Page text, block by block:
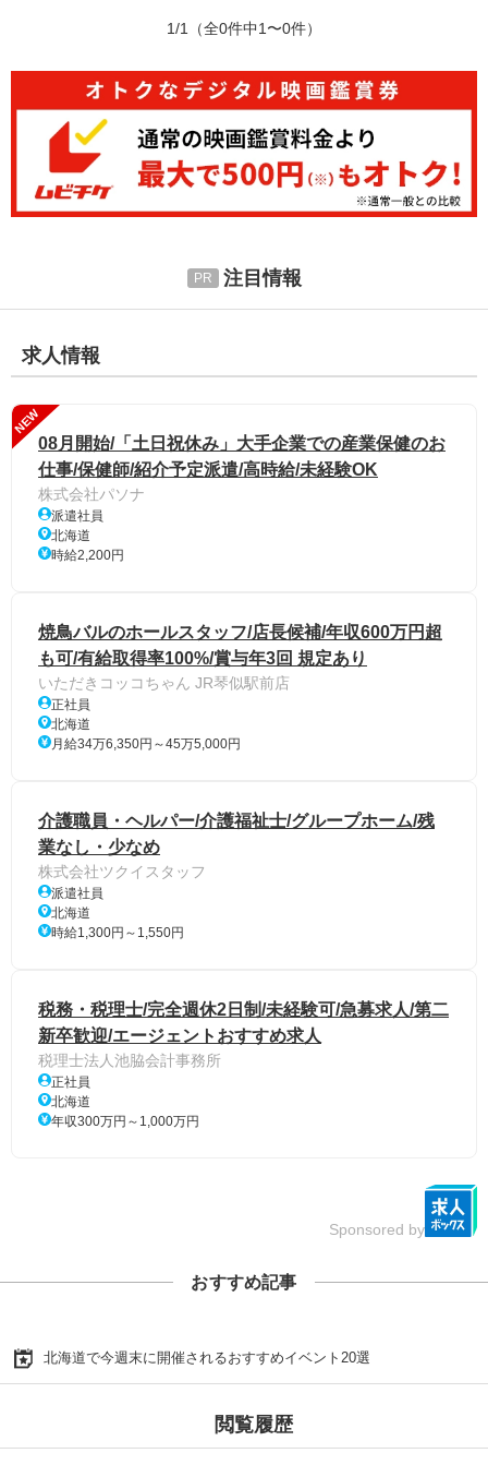
1/1 （全0件中1〜0件）
注目情報
求人情報
NEW
08月開始/「土日祝休み」大手企業での産業保健のお
仕事/保健師/紹介予定派遣/高時給/未経験OK
株式会社パソナ
派遣社員
北海道
時給2,200円
焼鳥バルのホールスタッフ/店長候補/年収600万円超
も可/有給取得率100%/賞与年3回 規定あり
いただきコッコちゃん JR琴似駅前店
正社員
北海道
月給34万6,350円～45万5,000円
介護職員・ヘルパー/介護福祉士/グループホーム/残
業なし・少なめ
株式会社ツクイスタッフ
派遣社員
北海道
時給1,300円～1,550円
税務・税理士/完全週休2日制/未経験可/急募求人/第二
新卒歓迎/エージェントおすすめ求人
税理士法人池脇会計事務所
正社員
北海道
年収300万円～1,000万円
Sponsored by
おすすめ記事
北海道で今週末に開催されるおすすめイベント20選
閲覧履歴